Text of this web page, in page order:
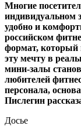
Многие
индивидуальном
удобно и
российском
формат, который
эту мечту в
мини-залы
любителей
персонала,
Пислегин
Досье